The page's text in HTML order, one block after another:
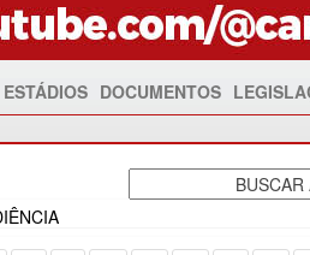
ESTÁDIOS DOCUMENTOS